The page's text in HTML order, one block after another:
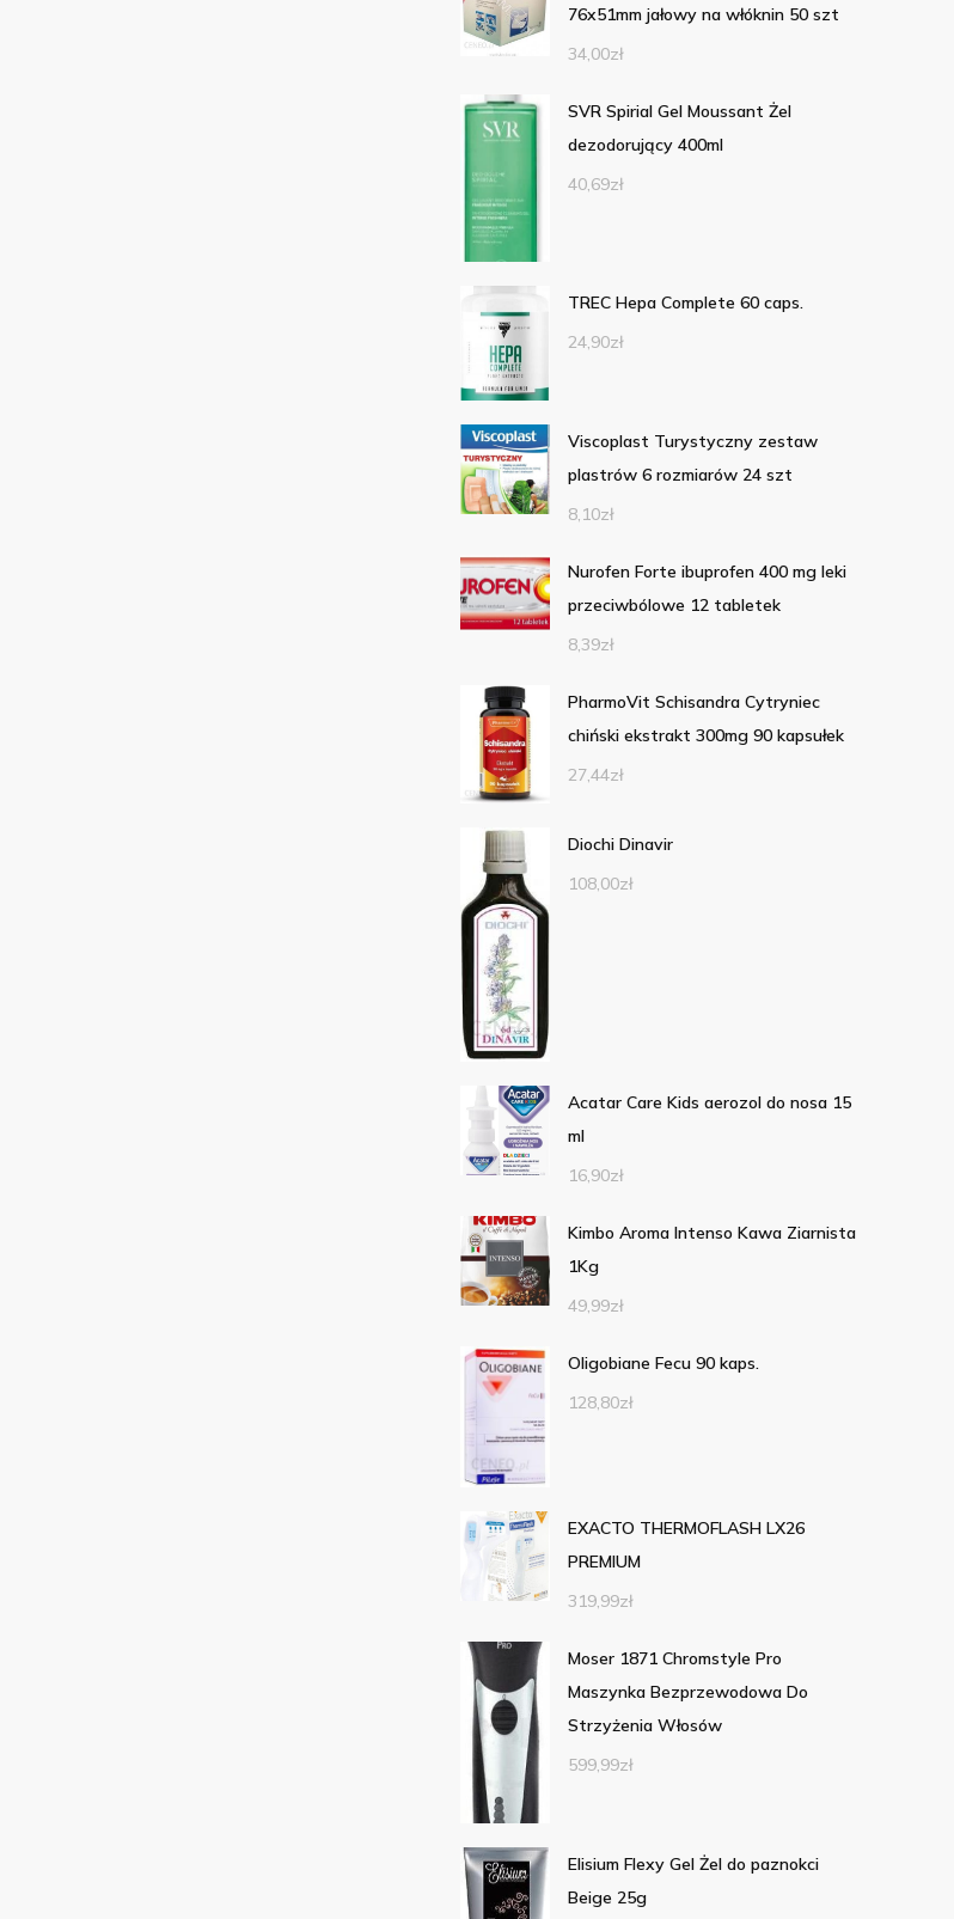
76x51mm jałowy na włóknin 50 szt
34,00zł
SVR Spirial Gel Moussant Żel
dezodorujący 400ml
40,69zł
TREC Hepa Complete 60 caps.
24,90zł
Viscoplast Turystyczny zestaw
plastrów 6 rozmiarów 24 szt
8,10zł
Nurofen Forte ibuprofen 400 mg leki
przeciwbólowe 12 tabletek
8,39zł
PharmoVit Schisandra Cytryniec
chiński ekstrakt 300mg 90 kapsułek
27,44zł
Diochi Dinavir
108,00zł
Acatar Care Kids aerozol do nosa 15
ml
16,90zł
Kimbo Aroma Intenso Kawa Ziarnista
1Kg
49,99zł
Oligobiane Fecu 90 kaps.
128,80zł
EXACTO THERMOFLASH LX26
PREMIUM
319,99zł
Moser 1871 Chromstyle Pro
Maszynka Bezprzewodowa Do
Strzyżenia Włosów
599,99zł
Elisium Flexy Gel Żel do paznokci
Beige 25g